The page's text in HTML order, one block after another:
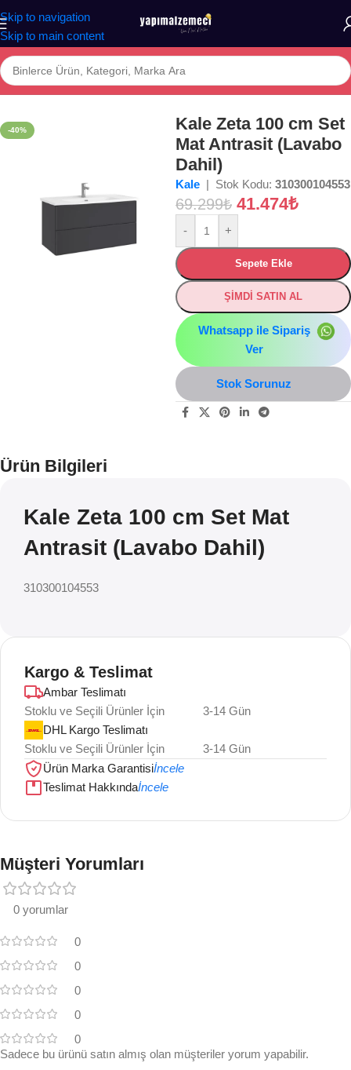
Skip to navigation
Skip to main content
Ana Sayfa/Mağaza/BANYO/BANYO DOLABI/Banyo Alt Modülleri
-40%
Kale Zeta 100 cm Set
Mat Antrasit (Lavabo
Dahil)
Kale | Stok Kodu: 310300104553
69.299₺ 41.474₺
- +
Sepete Ekle
ŞİMDİ SATIN AL
Whatsapp ile Sipariş
Ver
Stok Sorunuz
Ürün Bilgileri
Kale Zeta 100 cm Set Mat
Antrasit (Lavabo Dahil)
310300104553
Kargo & Teslimat
Ambar Teslimatı
Stoklu ve Seçili Ürünler İçin
3-14 Gün
DHL Kargo Teslimatı
Stoklu ve Seçili Ürünler İçin
3-14 Gün
Ürün Marka Garantisiİncele
Teslimat Hakkındaİncele
Müşteri Yorumları
0 yorumlar
0
0
0
0
0
Sadece bu ürünü satın almış olan müşteriler yorum yapabilir.